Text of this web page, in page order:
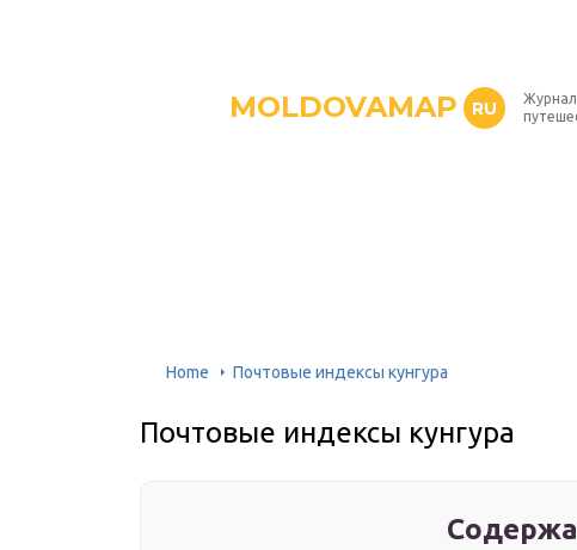
MOLDOVAMAP RU
Home Почтовые индексы кунгура
Почтовые индексы кунгура